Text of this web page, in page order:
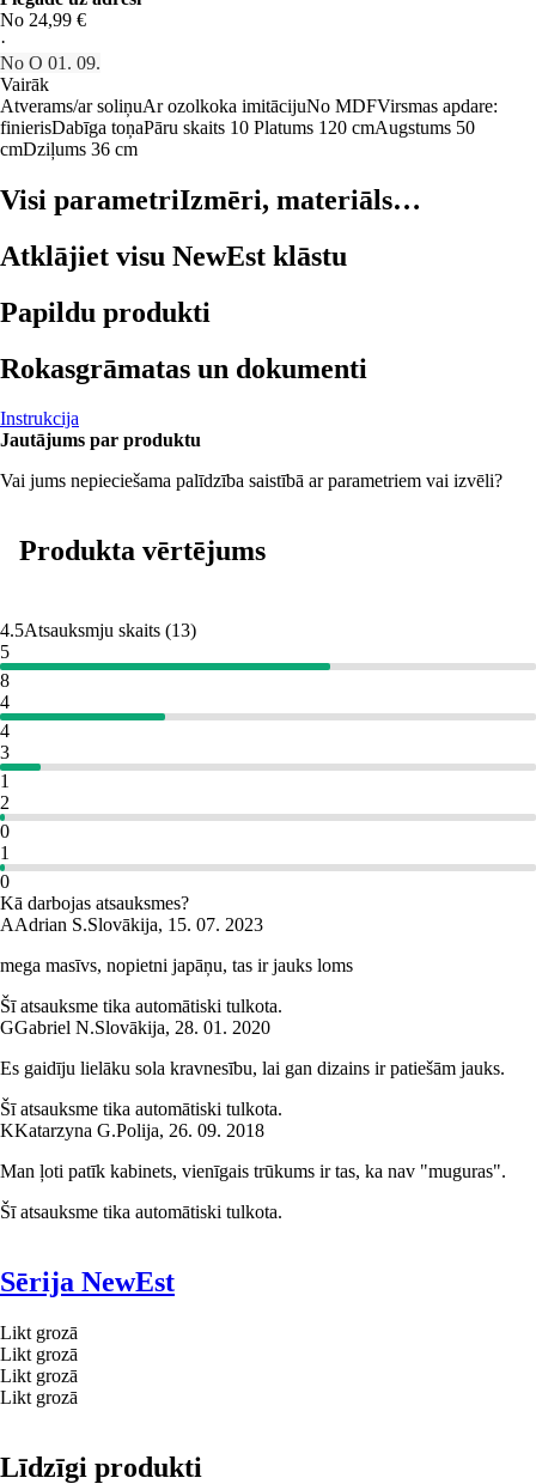
No 24,99 €
·
No O 01. 09.
Vairāk
Atverams/ar soliņuAr ozolkoka imitācijuNo MDFVirsmas apdare:
finierisDabīga toņaPāru skaits 10 Platums 120 cmAugstums 50
cmDziļums 36 cm
Visi parametriIzmēri, materiāls…
Atklājiet visu NewEst klāstu
Papildu produkti
Rokasgrāmatas un dokumenti
Instrukcija
Jautājums par produktu
Vai jums nepieciešama palīdzība saistībā ar parametriem vai izvēli?
Produkta vērtējums
4.5Atsauksmju skaits (13)
5
8
4
4
3
1
2
0
1
0
Kā darbojas atsauksmes?
AAdrian S.Slovākija, 15. 07. 2023
mega masīvs, nopietni japāņu, tas ir jauks loms
Šī atsauksme tika automātiski tulkota.
GGabriel N.Slovākija, 28. 01. 2020
Es gaidīju lielāku sola kravnesību, lai gan dizains ir patiešām jauks.
Šī atsauksme tika automātiski tulkota.
KKatarzyna G.Polija, 26. 09. 2018
Man ļoti patīk kabinets, vienīgais trūkums ir tas, ka nav "muguras".
Šī atsauksme tika automātiski tulkota.
Sērija NewEst
Likt grozā
Likt grozā
Likt grozā
Likt grozā
Līdzīgi produkti